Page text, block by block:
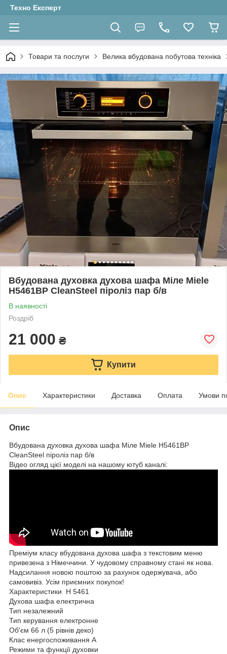
Техно Експерт
Товари та послуги Велика вбудована побутова техніка
Вбудована духовка духова шафа Міле Miele
H5461BP CleanSteel піроліз пар б/в
В наявності
Роздріб
21 000 ₴
Купити
Опис Характеристики Доставка Оплата Умови
Опис
Вбудована духовка духова шафа Міле Miele H5461BP
CleanSteel піроліз пар б/в
Відео огляд цієї моделі на нашому ютуб каналі:
Преміум класу вбудована духова шафа з текстовим меню
привезена з Німеччини. У чудовому справному стані як нова.
Надсилання новою поштою за рахунок одержувача, або
самовивіз. Усім приємних покупок!
Характеристики H 5461
Духова шафа електрична
Тип незалежний
Тип керування електронне
Об'єм 66 л (5 рівнів деко)
Клас енергоспоживання А
Режими та функції духовки